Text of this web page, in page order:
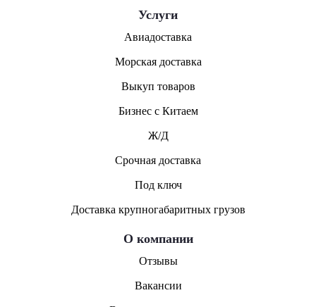
Услуги
Авиадоставка
Морская доставка
Выкуп товаров
Бизнес с Китаем
Ж/Д
Срочная доставка
Под ключ
Доставка крупногабаритных грузов
О компании
Отзывы
Вакансии